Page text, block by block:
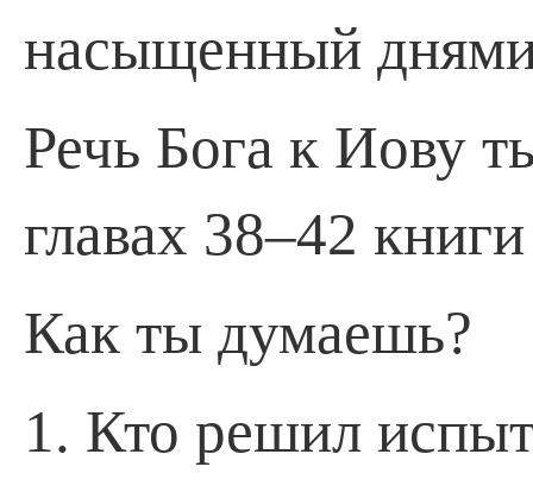
насыщенный
Речь Бога к Иову
главах 38–42
Как ты думаешь?
1. Кто решил